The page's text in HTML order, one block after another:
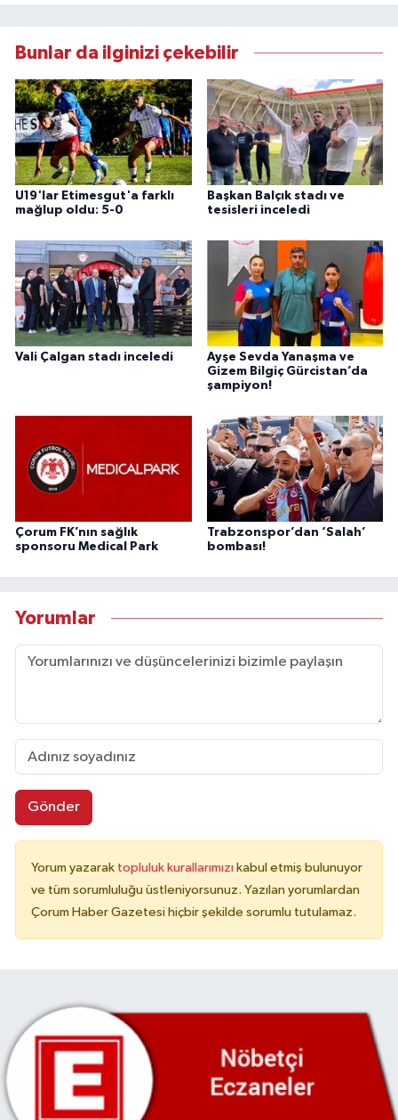
Bunlar da ilginizi çekebilir
U19'lar Etimesgut'a farklı
mağlup oldu: 5-0
Başkan Balçık stadı ve
tesisleri inceledi
Vali Çalgan stadı inceledi
Ayşe Sevda Yanaşma ve
Gizem Bilgiç Gürcistan’da
şampiyon!
Çorum FK’nın sağlık
sponsoru Medical Park
Trabzonspor’dan ‘Salah’
bombası!
Yorumlar
Gönder
Yorum yazarak topluluk kurallarımızı kabul etmiş bulunuyor
ve tüm sorumluluğu üstleniyorsunuz. Yazılan yorumlardan
Çorum Haber Gazetesi hiçbir şekilde sorumlu tutulamaz.